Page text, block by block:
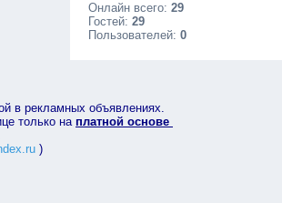
Онлайн всего:29
Гостей:29
Пользователей:0
в рекламных объявлениях.
только на платной основе
)